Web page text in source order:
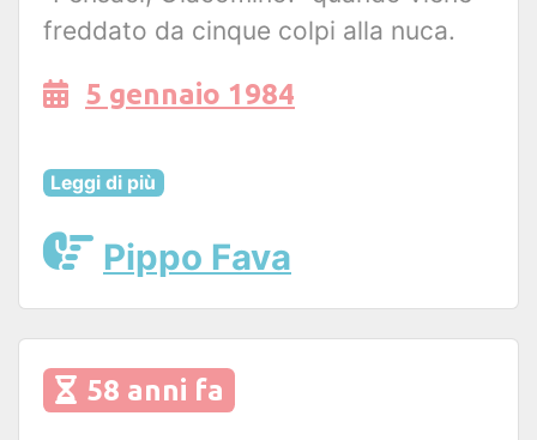
freddato da cinque colpi alla nuca.
5 gennaio 1984
Leggi di più
Pippo Fava
58 anni fa